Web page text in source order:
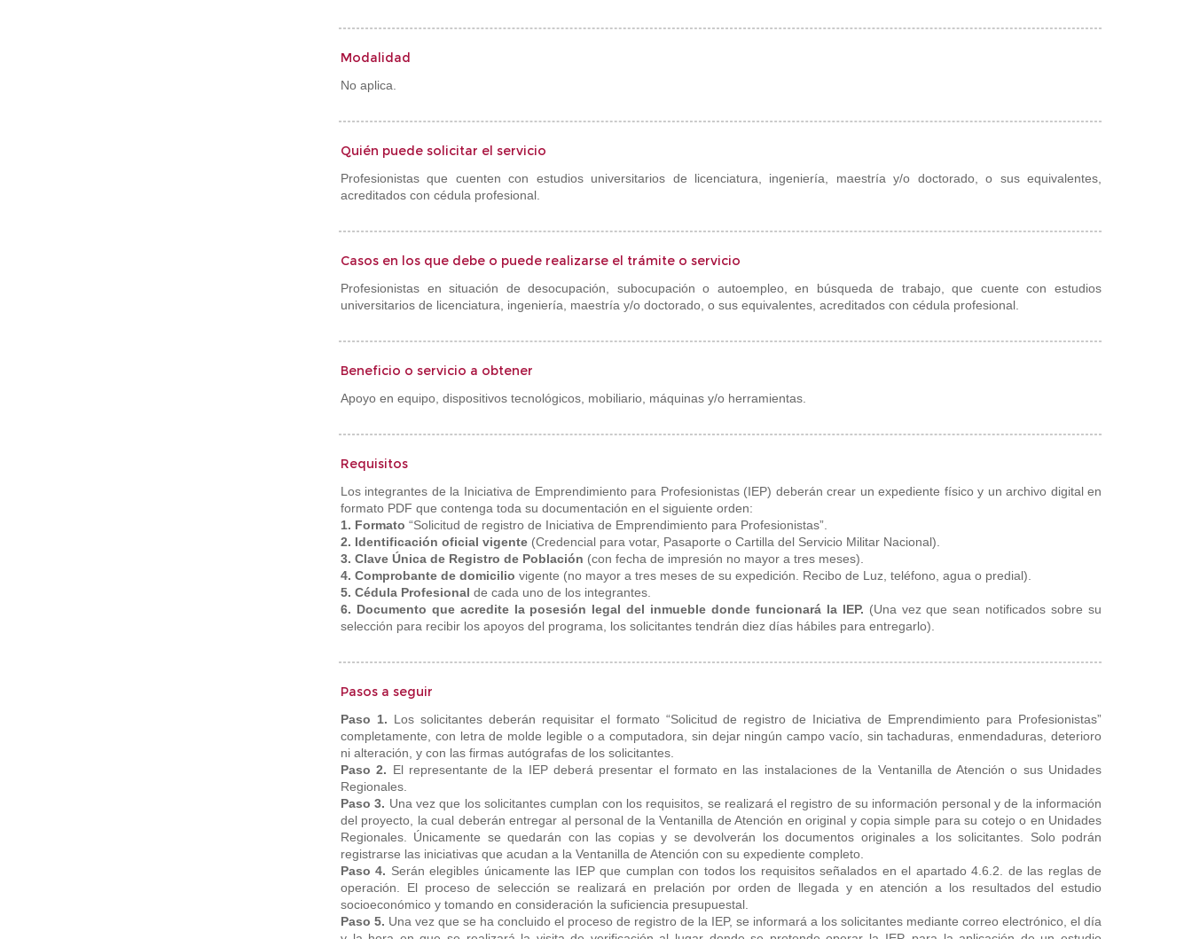
Modalidad
No aplica.
Quién puede solicitar el servicio
Profesionistas que cuenten con estudios universitarios de licenciatura, ingeniería, maestría y/o doctorado, o sus equivalentes,
acreditados con cédula profesional.
Casos en los que debe o puede realizarse el trámite o servicio
Profesionistas en situación de desocupación, subocupación o autoempleo, en búsqueda de trabajo, que cuente con estudios
universitarios de licenciatura, ingeniería, maestría y/o doctorado, o sus equivalentes, acreditados con cédula profesional.
Beneficio o servicio a obtener
Apoyo en equipo, dispositivos tecnológicos, mobiliario, máquinas y/o herramientas.
Requisitos
Los integrantes de la Iniciativa de Emprendimiento para Profesionistas (IEP) deberán crear un expediente físico y un archivo digital en
formato PDF que contenga toda su documentación en el siguiente orden:
1. Formato “Solicitud de registro de Iniciativa de Emprendimiento para Profesionistas”.
2. Identificación oficial vigente (Credencial para votar, Pasaporte o Cartilla del Servicio Militar Nacional).
3. Clave Única de Registro de Población (con fecha de impresión no mayor a tres meses).
4. Comprobante de domicilio vigente (no mayor a tres meses de su expedición. Recibo de Luz, teléfono, agua o predial).
5. Cédula Profesional de cada uno de los integrantes.
6. Documento que acredite la posesión legal del inmueble donde funcionará la IEP. (Una vez que sean notificados sobre su
selección para recibir los apoyos del programa, los solicitantes tendrán diez días hábiles para entregarlo).
Pasos a seguir
Paso 1. Los solicitantes deberán requisitar el formato “Solicitud de registro de Iniciativa de Emprendimiento para Profesionistas”
completamente, con letra de molde legible o a computadora, sin dejar ningún campo vacío, sin tachaduras, enmendaduras, deterioro
ni alteración, y con las firmas autógrafas de los solicitantes.
Paso 2. El representante de la IEP deberá presentar el formato en las instalaciones de la Ventanilla de Atención o sus Unidades
Regionales.
Paso 3. Una vez que los solicitantes cumplan con los requisitos, se realizará el registro de su información personal y de la información
del proyecto, la cual deberán entregar al personal de la Ventanilla de Atención en original y copia simple para su cotejo o en Unidades
Regionales. Únicamente se quedarán con las copias y se devolverán los documentos originales a los solicitantes. Solo podrán
registrarse las iniciativas que acudan a la Ventanilla de Atención con su expediente completo.
Paso 4. Serán elegibles únicamente las IEP que cumplan con todos los requisitos señalados en el apartado 4.6.2. de las reglas de
operación. El proceso de selección se realizará en prelación por orden de llegada y en atención a los resultados del estudio
socioeconómico y tomando en consideración la suficiencia presupuestal.
Paso 5. Una vez que se ha concluido el proceso de registro de la IEP, se informará a los solicitantes mediante correo electrónico, el día